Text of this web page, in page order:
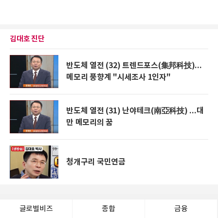
김대호 진단
반도체 열전 (32) 트렌드포스(集邦科技)...
메모리 풍향계 "시세조사 1인자"
반도체 열전 (31) 난야테크(南亞科技) ...대
만 메모리의 꿈
청개구리 국민연금
글로벌비즈 종합 금융